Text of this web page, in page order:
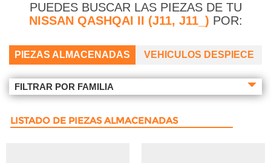
PUEDES BUSCAR LAS PIEZAS DE TU
NISSAN QASHQAI II (J11, J11_) POR:
PIEZAS ALMACENADAS VEHICULOS DESPIECE
FILTRAR POR FAMILIA
LISTADO DE PIEZAS ALMACENADAS